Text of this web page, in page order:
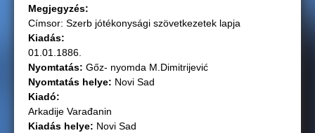
Megjegyzés:
Címsor: Szerb jótékonysági szövetkezetek lapja
Kiadás:
01.01.1886.
Nyomtatás: Gőz- nyomda M.Dimitrijević
Nyomtatás helye: Novi Sad
Kiadó:
Arkadije Varađanin
Kiadás helye: Novi Sad